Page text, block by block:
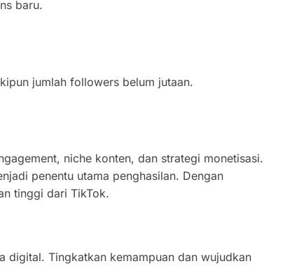
baru.
jumlah followers belum jutaan.
niche konten, dan strategi monetisasi.
penentu utama penghasilan. Dengan
tinggi dari TikTok.
digital. Tingkatkan kemampuan dan wujudkan